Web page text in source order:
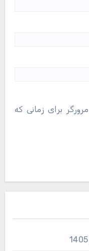
برای زمانی که